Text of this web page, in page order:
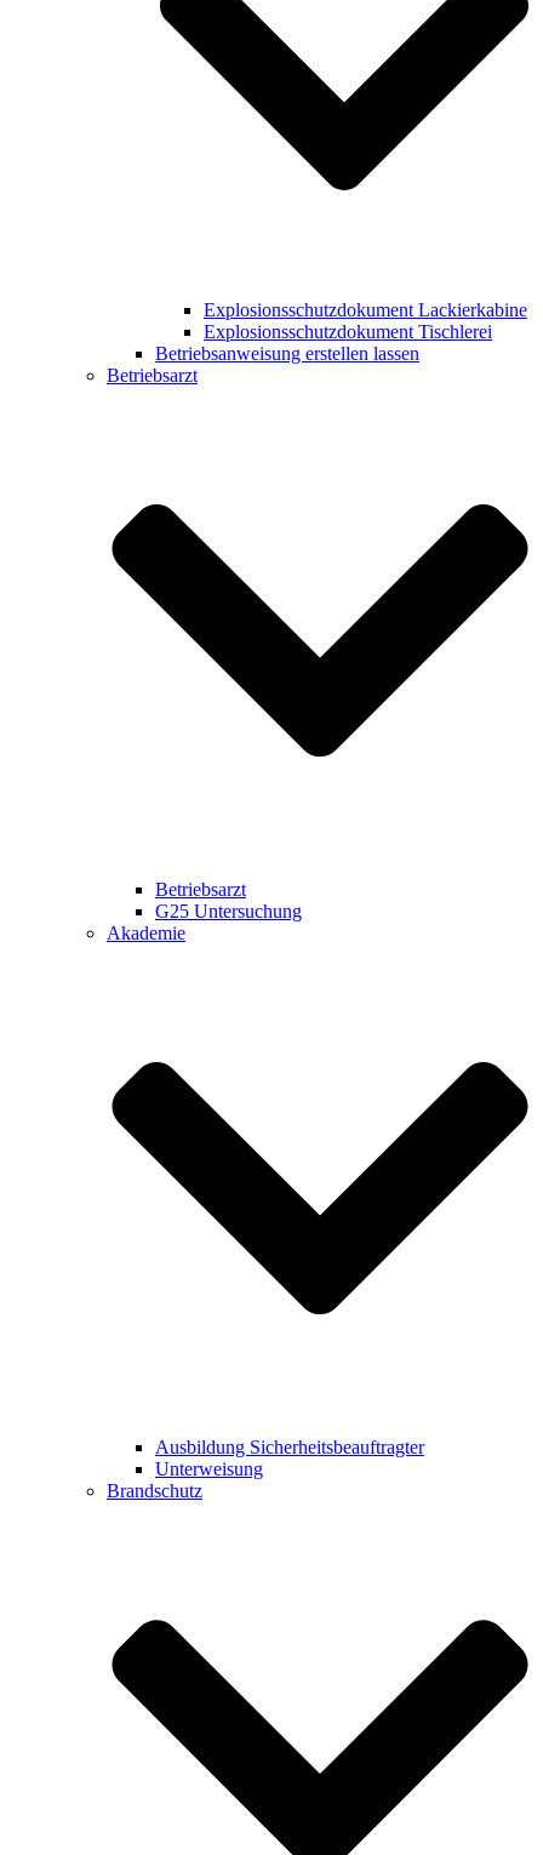
Explosionsschutzdokument Lackierkabine
Explosionsschutzdokument Tischlerei
Betriebsanweisung erstellen lassen
Betriebsarzt
Betriebsarzt
G25 Untersuchung
Akademie
Ausbildung Sicherheitsbeauftragter
Unterweisung
Brandschutz